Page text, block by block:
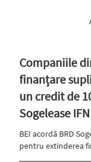
Companiile
finanțare
un credit de
Sogelease IFN
BEI acordă BRD
pentru extinderea